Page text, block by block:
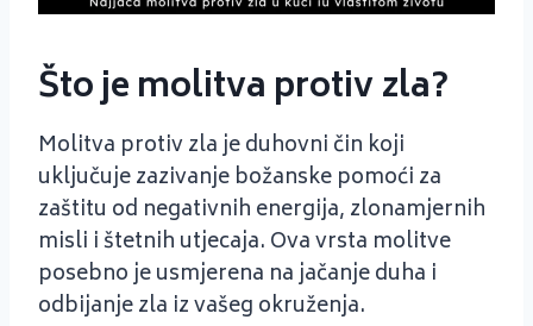
Što je molitva protiv zla?
Molitva protiv zla je duhovni čin koji
uključuje zazivanje božanske pomoći za
zaštitu od negativnih energija, zlonamjernih
misli i štetnih utjecaja. Ova vrsta molitve
posebno je usmjerena na jačanje duha i
odbijanje zla iz vašeg okruženja.